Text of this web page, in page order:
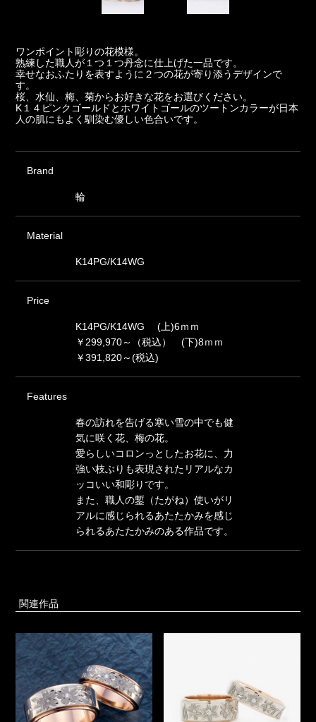
ワンポイント彫りの花模様。
熟練した職人が１つ１つ丹念に仕上げた一品です。
幸せなおふたりを表すように２つの花が寄り添うデザインで
す。
桜、水仙、梅、菊からお好きな花をお選びください。
K１４ピンクゴールドとホワイトゴールのツートンカラーが日本
人の肌にもよく馴染む優しい色合いです。
Brand
輪
Material
K14PG/K14WG
Price
K14PG/K14WG (上)6ｍｍ
￥299,970～（税込） (下)8ｍｍ
￥391,820～(税込)
Features
春の訪れを告げる寒い雪の中でも健
気に咲く花、梅の花。
愛らしいコロンっとしたお花に、力
強い枝ぶりも表現されたリアルなカ
ッコいい和彫りです。
また、職人の鏨（たがね）使いがリ
アルに感じられるあたたかみを感じ
られるあたたかみのある作品です。
関連作品